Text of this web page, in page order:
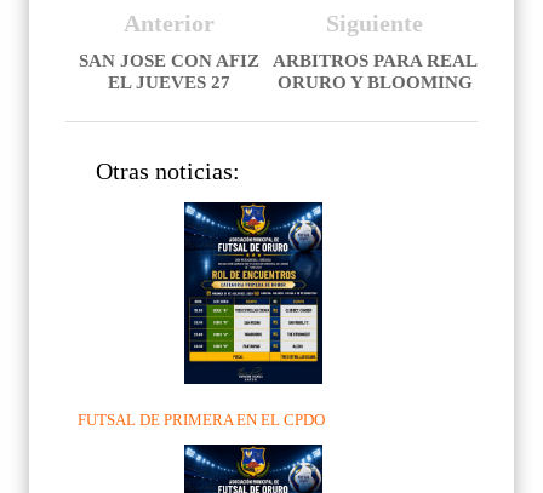
Siguiente
ARBITROS PARA REAL
ORURO Y BLOOMING
Anterior
SAN JOSE CON AFIZ
EL JUEVES 27
Otras noticias:
FUTSAL DE PRIMERA EN EL CPDO